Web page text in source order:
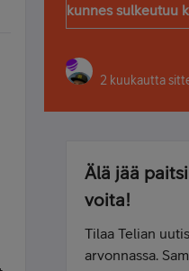
kunnes sulkeutuu
2 kuukautta
Älä jää
voita!
Tilaa Telian
arvonnassa.